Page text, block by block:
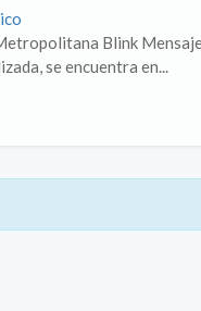
Blink
se encuentra en...